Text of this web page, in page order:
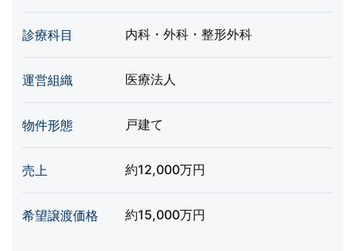
診療科目 内科・外科・整形外科
運営組織 医療法人
物件形態 戸建て
売上 約12,000万円
希望譲渡価格 約15,000万円